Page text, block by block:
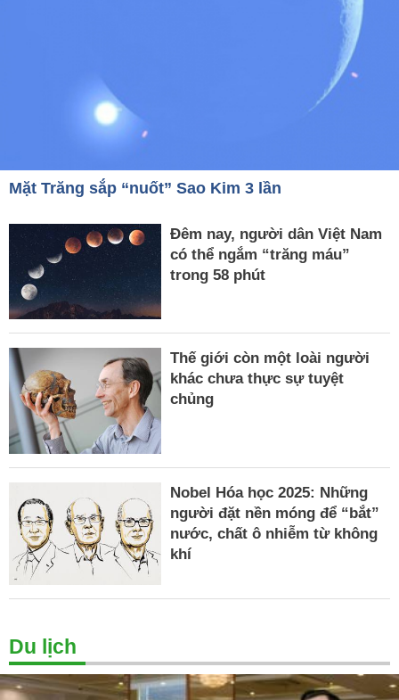
Mặt Trăng sắp “nuốt” Sao Kim 3 lần
Đêm nay, người dân Việt Nam
có thể ngắm “trăng máu”
trong 58 phút
Thế giới còn một loài người
khác chưa thực sự tuyệt
chủng
Nobel Hóa học 2025: Những
người đặt nền móng để “bắt”
nước, chất ô nhiễm từ không
khí
Du lịch